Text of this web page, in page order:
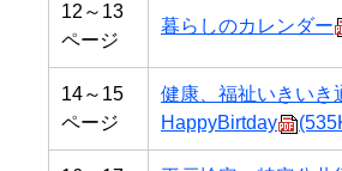
12～13
ページ
暮らしのカレンダー
14～15
ページ
健康、福祉いきいき
HappyBirtday